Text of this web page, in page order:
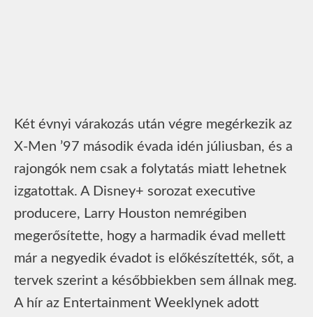
Két évnyi várakozás után végre megérkezik az
X-Men ’97 második évada idén júliusban, és a
rajongók nem csak a folytatás miatt lehetnek
izgatottak. A Disney+ sorozat executive
producere, Larry Houston nemrégiben
megerősítette, hogy a harmadik évad mellett
már a negyedik évadot is előkészítették, sőt, a
tervek szerint a későbbiekben sem állnak meg.
A hír az Entertainment Weeklynek adott